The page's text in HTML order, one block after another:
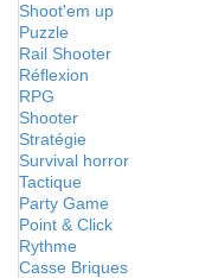
Shoot'em up
Puzzle
Rail Shooter
Réflexion
RPG
Shooter
Stratégie
Survival horror
Tactique
Party Game
Point & Click
Rythme
Casse Briques